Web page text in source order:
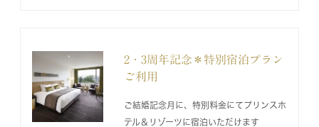
2・3周年記念＊特別宿泊プラン
ご利用
ご結婚記念月に、特別料金にてプリンスホ
テル＆リゾーツに宿泊いただけます